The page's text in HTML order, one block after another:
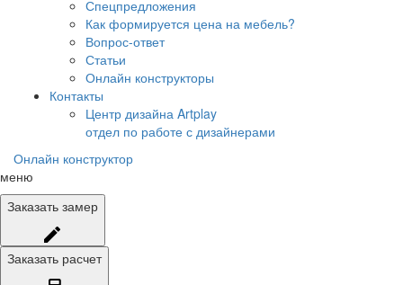
Спецпредложения
Как формируется цена на мебель?
Вопрос-ответ
Статьи
Онлайн конструкторы
Контакты
Центр дизайна Artplay
отдел по работе с дизайнерами
Онлайн конструктор
меню
Заказать замер
Заказать расчет